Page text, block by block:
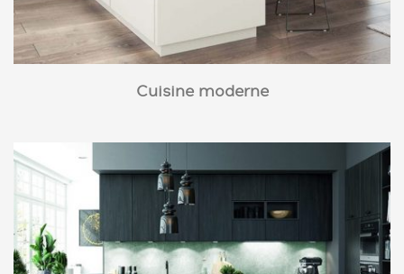
Cuisine moderne